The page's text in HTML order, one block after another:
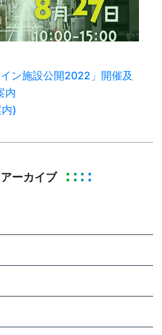
イン施設公開2022」開催及
内
)
アーカイブ